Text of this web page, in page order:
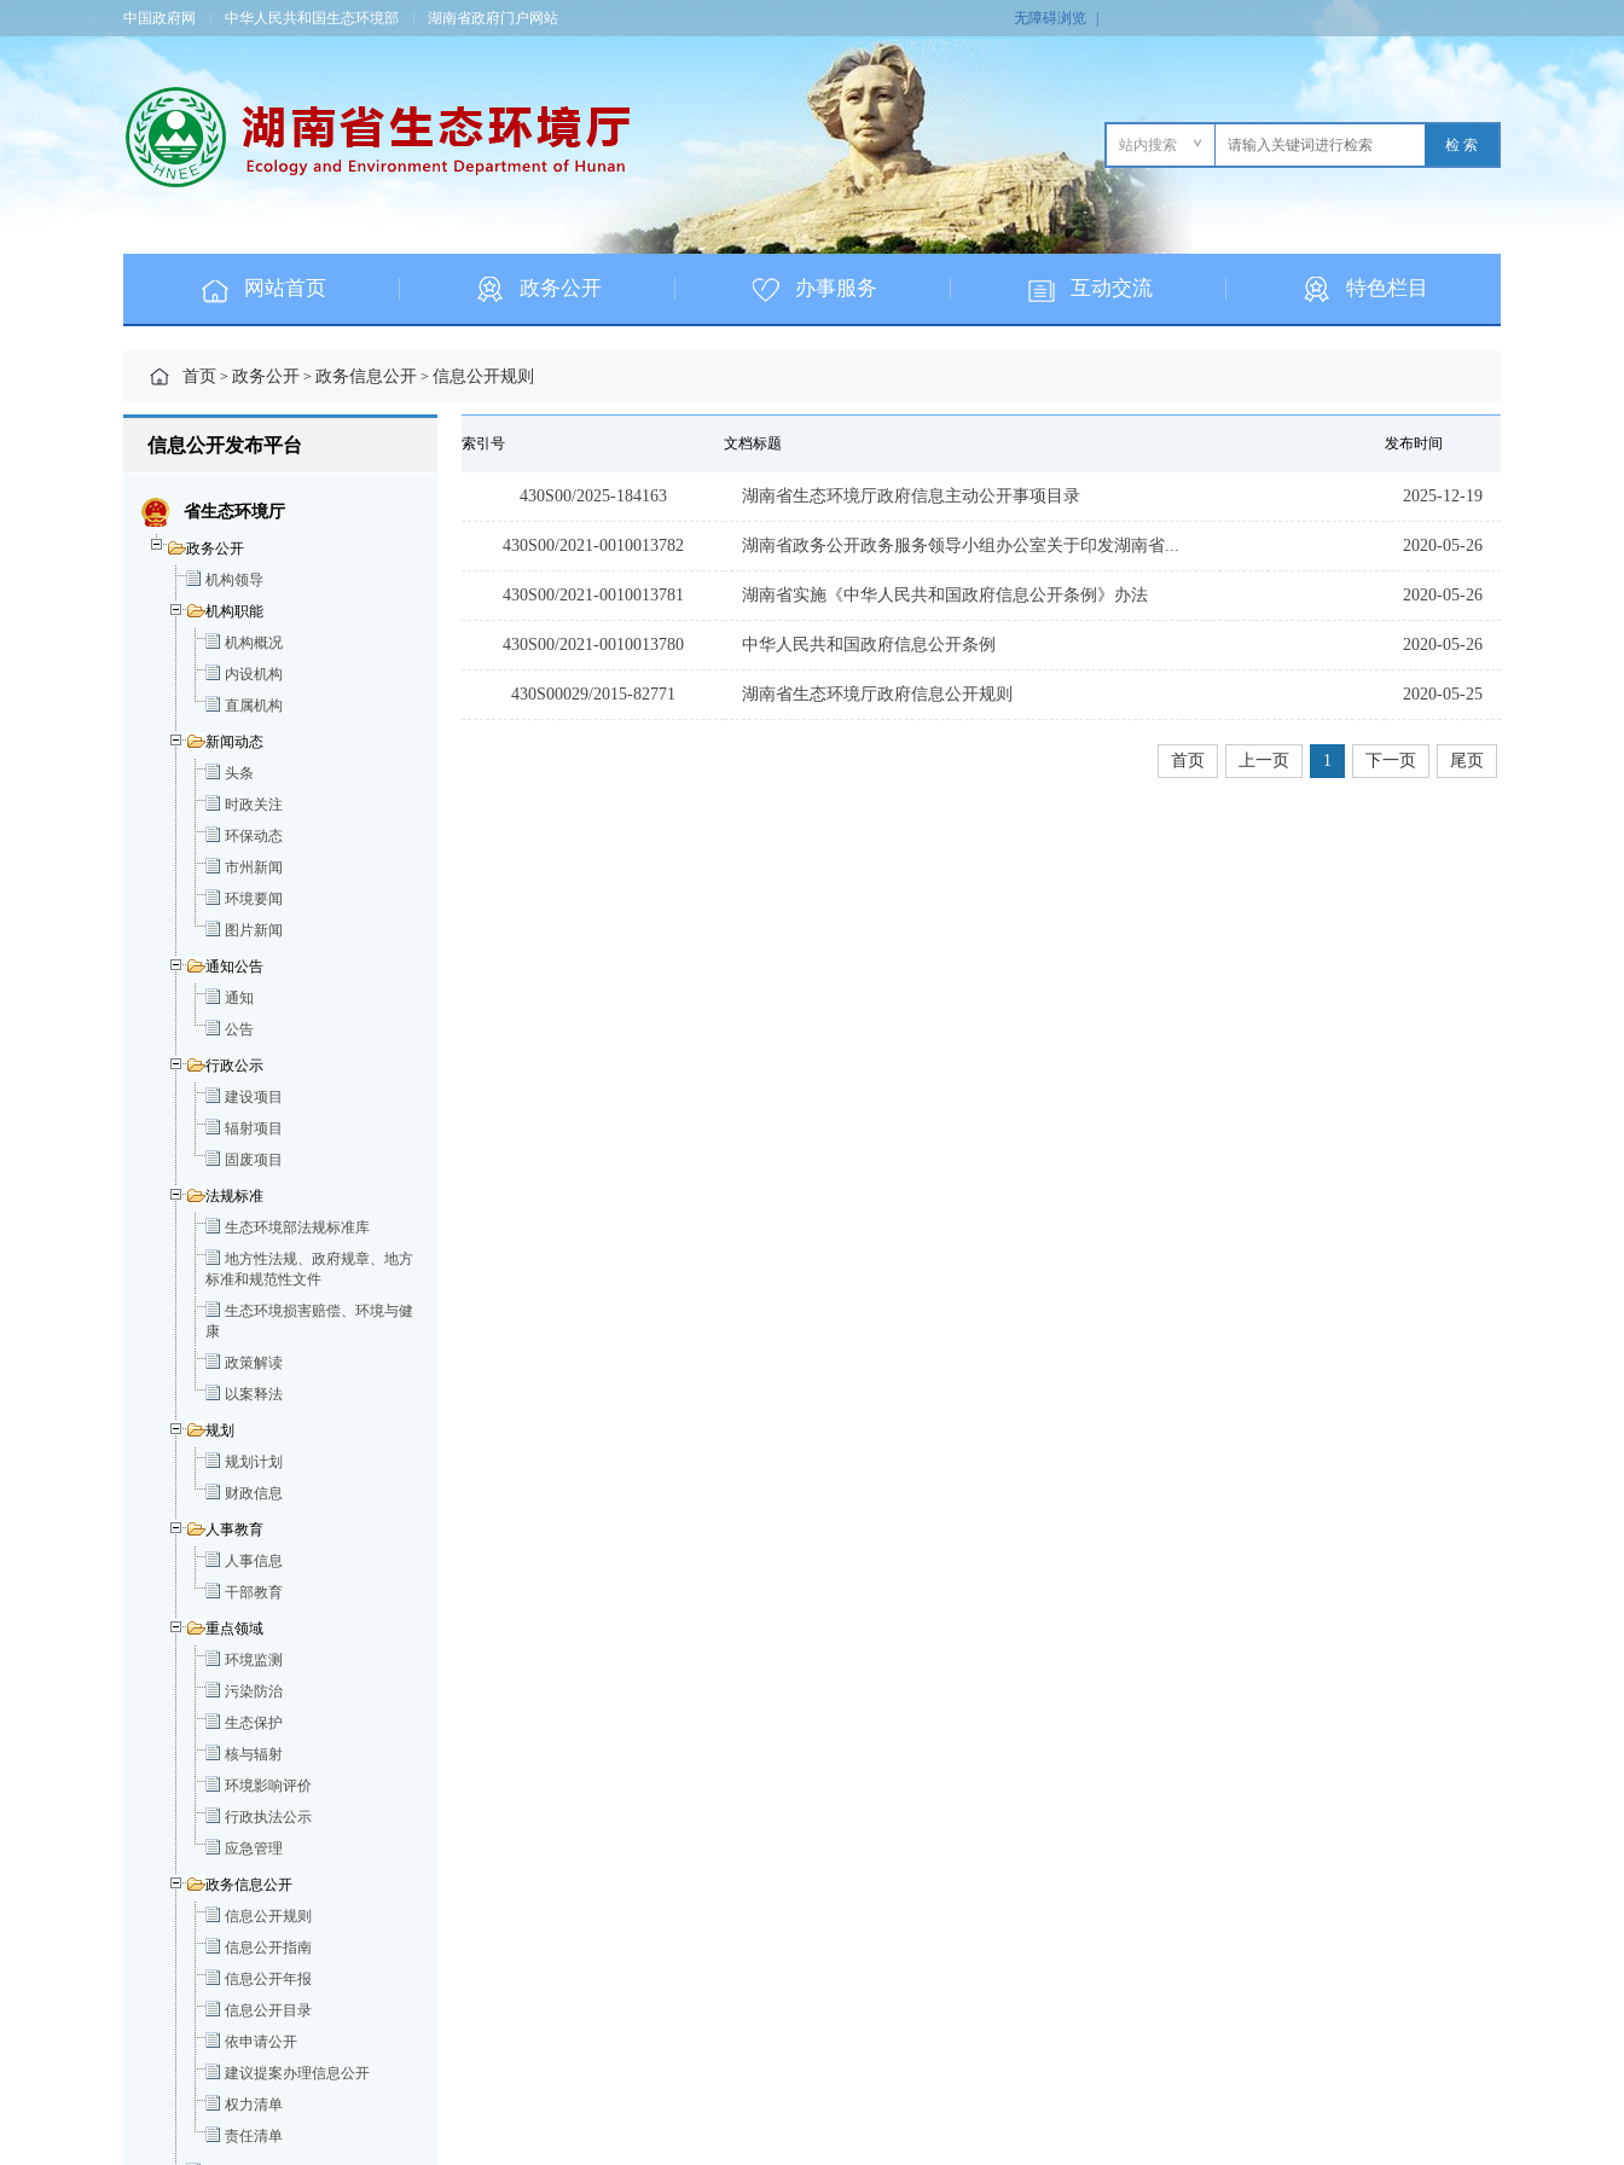
中国政府网 中华人民共和国生态环境部 湖南省政府门户网站 无障碍浏览
站内搜索
网站首页 政务公开 办事服务 互动交流 特色栏目
首页 > 政务公开 > 政务信息公开 > 信息公开规则
信息公开发布平台
省生态环境厅
政务公开
机构领导
机构职能
机构概况
内设机构
直属机构
新闻动态
头条
时政关注
环保动态
市州新闻
环境要闻
图片新闻
通知公告
通知
公告
行政公示
建设项目
辐射项目
固废项目
法规标准
生态环境部法规标准库
地方性法规、政府规章、地方
标准和规范性文件
生态环境损害赔偿、环境与健
康
政策解读
以案释法
规划
规划计划
财政信息
人事教育
人事信息
干部教育
重点领域
环境监测
污染防治
生态保护
核与辐射
环境影响评价
行政执法公示
应急管理
政务信息公开
信息公开规则
信息公开指南
信息公开年报
信息公开目录
依申请公开
建议提案办理信息公开
权力清单
责任清单
索引号 文档标题 发布时间
430S00/2025-184163 湖南省生态环境厅政府信息主动公开事项目录 2025-12-19
430S00/2021-0010013782 湖南省政务公开政务服务领导小组办公室关于印发湖南省... 2020-05-26
430S00/2021-0010013781 湖南省实施《中华人民共和国政府信息公开条例》办法 2020-05-26
430S00/2021-0010013780 中华人民共和国政府信息公开条例 2020-05-26
430S00029/2015-82771 湖南省生态环境厅政府信息公开规则 2020-05-25
首页 上一页 1 下一页 尾页